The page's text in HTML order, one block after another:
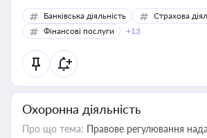
Банківська діяльність
Страхова
Фінансові послуги
+13
Охоронна діяльність
Про що тема: Правове регулювання